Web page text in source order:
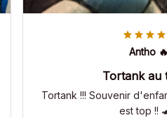
Antho 🔥
Tortank au
Tortank !!! Souvenir
est top !!